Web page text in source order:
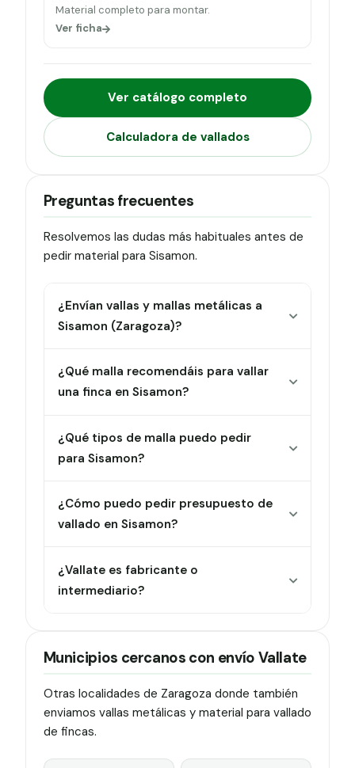
Material completo para montar.
Ver ficha
Ver catálogo completo
Calculadora de vallados
Preguntas frecuentes
Resolvemos las dudas más habituales antes de
pedir material para Sisamon.
¿Envían vallas y mallas metálicas a
Sisamon (Zaragoza)?
¿Qué malla recomendáis para vallar
una finca en Sisamon?
¿Qué tipos de malla puedo pedir
para Sisamon?
¿Cómo puedo pedir presupuesto de
vallado en Sisamon?
¿Vallate es fabricante o
intermediario?
Municipios cercanos con envío Vallate
Otras localidades de Zaragoza donde también
enviamos vallas metálicas y material para vallado
de fincas.